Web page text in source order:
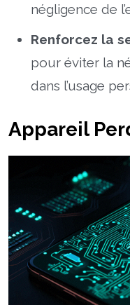
négligence de
Renforcez la
pour éviter la
dans l’usage
Appareil